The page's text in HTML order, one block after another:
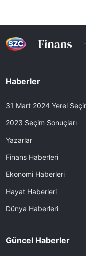
Haberler
31 Mart 2024 Yerel
2023 Seçim Sonuçları
Yazarlar
Finans Haberleri
Ekonomi Haberleri
Hayat Haberleri
Dünya Haberleri
Güncel Haberler